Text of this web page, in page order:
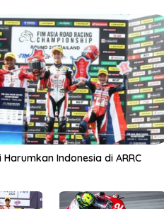
Harumkan Indonesia di ARRC